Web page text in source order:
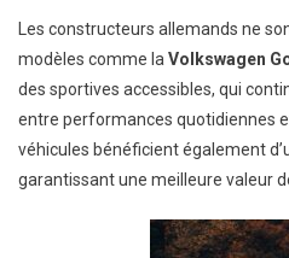
Les constructeurs allemands ne
modèles comme la Volkswagen
des sportives accessibles, qui
entre performances quotidiennes
véhicules bénéficient également
garantissant une meilleure valeur